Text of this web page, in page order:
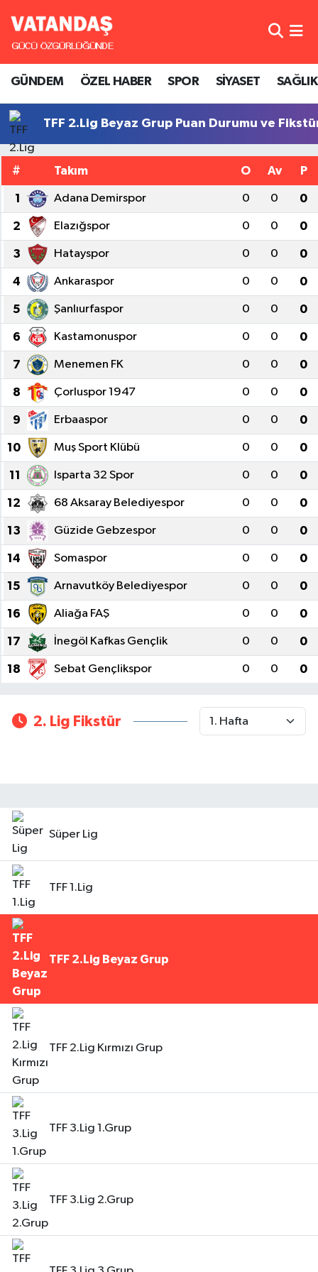
GÜNDEM ÖZEL HABER SPOR SİYASET SAĞLIK
TFF 2.Lig Beyaz Grup Puan Durumu ve
# Takım O Av P
1 Adana Demirspor 0 0 0
2 Elazığspor 0 0 0
3 Hatayspor 0 0 0
4 Ankaraspor 0 0 0
5 Şanlıurfaspor 0 0 0
6 Kastamonuspor 0 0 0
7 Menemen FK 0 0 0
8 Çorluspor 1947 0 0 0
9 Erbaaspor 0 0 0
10 Muş Sport Klübü 0 0 0
11 Isparta 32 Spor 0 0 0
12 68 Aksaray Belediyespor 0 0 0
13 Güzide Gebzespor 0 0 0
14 Somaspor 0 0 0
15 Arnavutköy Belediyespor 0 0 0
16 Aliağa FAŞ 0 0 0
17 İnegöl Kafkas Gençlik 0 0 0
18 Sebat Gençlikspor 0 0 0
2. Lig Fikstür
Süper Lig
TFF 1.Lig
TFF 2.Lig Beyaz Grup
TFF 2.Lig Kırmızı Grup
TFF 3.Lig 1.Grup
TFF 3.Lig 2.Grup
GÜNDEM
SPOR
SAĞLIK
Hava Durumu
Süper Lig Puan Durumu ve Fikstür
Son Dakika Haberleri
Haber Arşivi